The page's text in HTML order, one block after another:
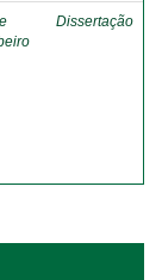
Dissertação